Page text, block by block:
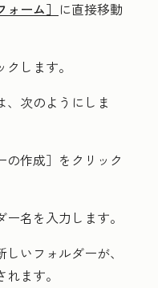
ォーム］ に直接移動
します。
、次のようにしま
の作成］をクリック
ー名 を入力します。
いフォルダーが、
ます。